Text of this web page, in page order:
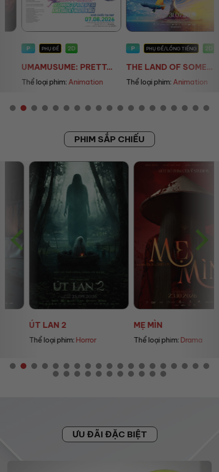
PHỤ ĐỀ 2D
UMAMUSUME: PRETT...
Thể loại phim:Animation
PHỤ ĐỀ/LỒNG TIẾNG 2D
THE LAND OF SOME...
Thể loại phim:Animation
PHIM SẮP CHIẾU
ÚT LAN 2
Thể loại phim:Horror
MẸ MÌN
Thể loại phim:Drama
ƯU ĐÃI ĐẶC BIỆT